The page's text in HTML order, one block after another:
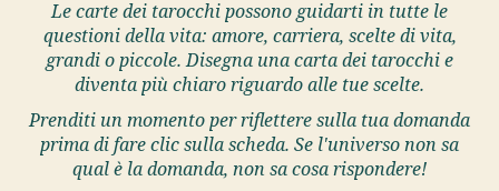
Le carte dei tarocchi possono guidarti in tutte le
questioni della vita: amore, carriera, scelte di vita,
grandi o piccole. Disegna una carta dei tarocchi e
diventa più chiaro riguardo alle tue scelte.
Prenditi un momento per riflettere sulla tua domanda
prima di fare clic sulla scheda. Se l'universo non sa
qual è la domanda, non sa cosa rispondere!